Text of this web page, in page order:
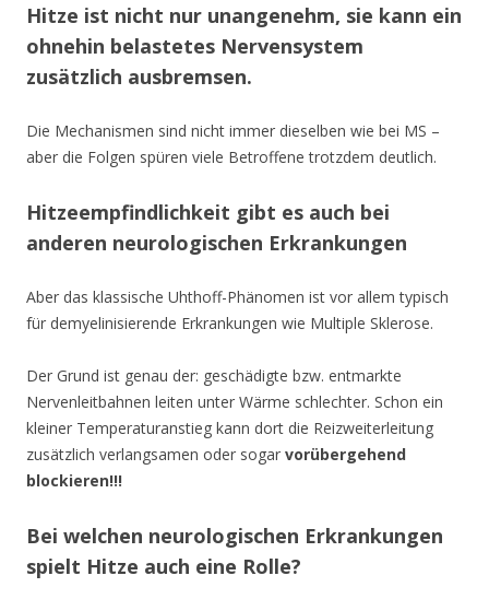
Hitze ist nicht nur unangenehm, sie kann ein
ohnehin belastetes Nervensystem
zusätzlich ausbremsen.
Die Mechanismen sind nicht immer dieselben wie bei MS –
aber die Folgen spüren viele Betroffene trotzdem deutlich.
Hitzeempfindlichkeit gibt es auch bei
anderen neurologischen Erkrankungen
Aber das klassische Uhthoff-Phänomen ist vor allem typisch
für demyelinisierende Erkrankungen wie Multiple Sklerose.
Der Grund ist genau der: geschädigte bzw. entmarkte
Nervenleitbahnen leiten unter Wärme schlechter. Schon ein
kleiner Temperaturanstieg kann dort die Reizweiterleitung
zusätzlich verlangsamen oder sogar vorübergehend
blockieren!!!
Bei welchen neurologischen Erkrankungen
spielt Hitze auch eine Rolle?